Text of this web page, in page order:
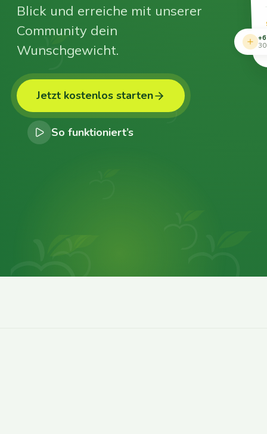
Blick und erreiche mit unserer
Community dein
Wunschgewicht.
Jetzt kostenlos starten
So funktioniert’s